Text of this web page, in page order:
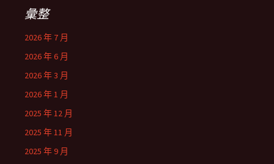
彙整
2026 年 7 月
2026 年 6 月
2026 年 3 月
2026 年 1 月
2025 年 12 月
2025 年 11 月
2025 年 9 月